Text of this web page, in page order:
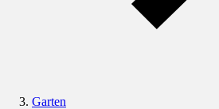
Garten